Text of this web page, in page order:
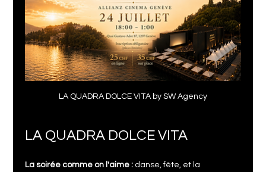
LA QUADRA DOLCE VITA by SW Agency
LA QUADRA DOLCE VITA
La soirée comme on l'aime : danse, fête, et la